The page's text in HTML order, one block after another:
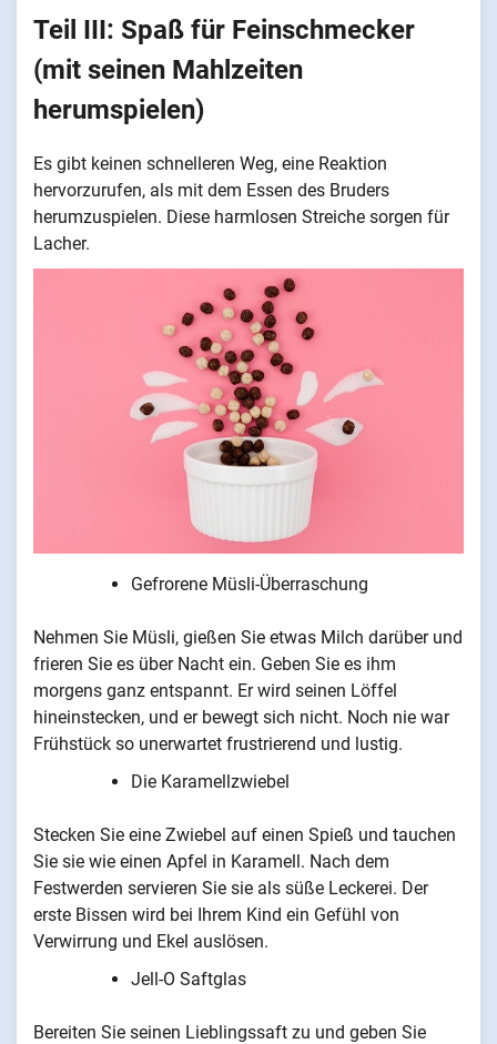
Teil III: Spaß für Feinschmecker
(mit seinen Mahlzeiten
herumspielen)
Es gibt keinen schnelleren Weg, eine Reaktion
hervorzurufen, als mit dem Essen des Bruders
herumzuspielen. Diese harmlosen Streiche sorgen für
Lacher.
Gefrorene Müsli-Überraschung
Nehmen Sie Müsli, gießen Sie etwas Milch darüber und
frieren Sie es über Nacht ein. Geben Sie es ihm
morgens ganz entspannt. Er wird seinen Löffel
hineinstecken, und er bewegt sich nicht. Noch nie war
Frühstück so unerwartet frustrierend und lustig.
Die Karamellzwiebel
Stecken Sie eine Zwiebel auf einen Spieß und tauchen
Sie sie wie einen Apfel in Karamell. Nach dem
Festwerden servieren Sie sie als süße Leckerei. Der
erste Bissen wird bei Ihrem Kind ein Gefühl von
Verwirrung und Ekel auslösen.
Jell-O Saftglas
Bereiten Sie seinen Lieblingssaft zu und geben Sie